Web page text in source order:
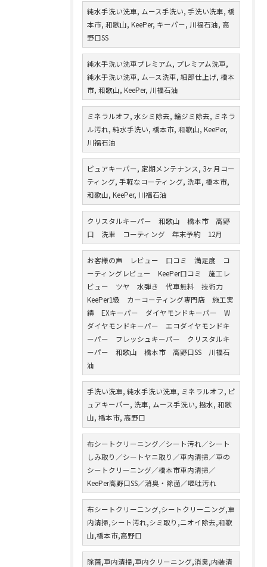
純水手洗い洗車, ムース手洗い, 手洗い洗車, 橋
本市, 和歌山, KeePer, キーパー, 川福石油, 高
野口SS
純水手洗い洗車プレミアム, プレミアム洗車,
純水手洗い洗車, ムース洗車, 細部仕上げ, 橋本
市, 和歌山, KeePer, 川福石油
ミネラルオフ, 水シミ除去, 輪ジミ除去, ミネラ
ル汚れ, 純水手洗い, 橋本市, 和歌山, KeePer,
川福石油
ピュアキーパー, 定期メンテナンス, 3ヶ月コー
ティング, 手軽なコーティング, 洗車, 橋本市,
和歌山, KeePer, 川福石油
クリスタルキーパー 和歌山 橋本市 高野
口 洗車 コーティング 年末予約 12月
お客様の声 レビュー 口コミ 満足度 コ
ーティングレビュー KeePer口コミ 施工レ
ビュー ツヤ 水弾き 代車無料 技術力
KeePer1級 カーコーティング専門店 施工実
績 EXキーパー ダイヤモンドキーパー W
ダイヤモンドキーパー エコダイヤモンドキ
ーパー フレッシュキーパー クリスタルキ
ーパー 和歌山 橋本市 高野口SS 川福石
油
手洗い洗車, 純水手洗い洗車, ミネラルオフ, ピ
ュアキーパー, 洗車, ムース手洗い, 撥水, 和歌
山, 橋本市, 高野口
布シートクリーニング／シート汚れ／シート
しみ取り／シートヤニ取り／車内清掃／車の
シートクリーニング／橋本市車内清掃／
KeePer高野口SS／消臭・除菌／嘔吐汚れ
布シートクリーニング,シートクリーニング,車
内清掃,シート汚れ,シミ取り,ニオイ除去,和歌
山,橋本市,高野口
除菌,車内清掃,車内クリーニング,消臭,内装清